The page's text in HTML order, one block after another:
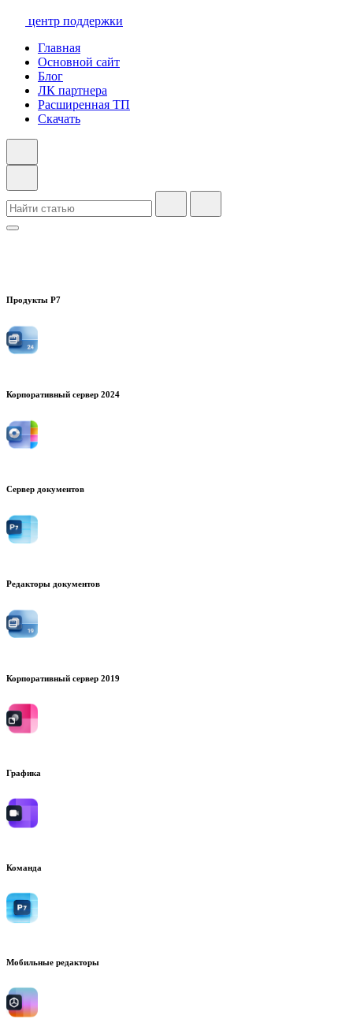
центр поддержки
Главная
Основной сайт
Блог
ЛК партнера
Расширенная ТП
Скачать
Продукты Р7
Корпоративный сервер 2024
Сервер документов
Редакторы документов
Корпоративный сервер 2019
Графика
Команда
Мобильные редакторы